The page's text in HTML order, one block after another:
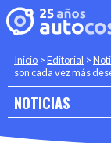
Inicio >Editorial >
son cada vez más
NOTICIAS